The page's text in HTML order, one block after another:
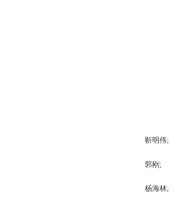
靳明伟;
郭刚;
杨海林;